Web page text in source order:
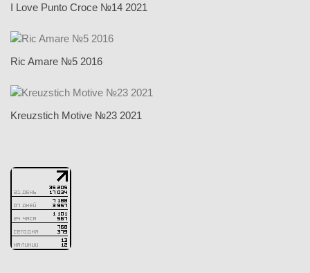
I Love Punto Croce №14 2021
Ric Amare №5 2016
Kreuzstich Motive №23 2021